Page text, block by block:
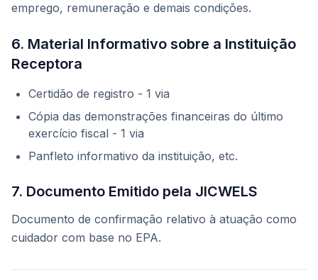
emprego, remuneração e demais condições.
6. Material Informativo sobre a Instituição
Receptora
Certidão de registro - 1 via
Cópia das demonstrações financeiras do último
exercício fiscal - 1 via
Panfleto informativo da instituição, etc.
7. Documento Emitido pela JICWELS
Documento de confirmação relativo à atuação como
cuidador com base no EPA.